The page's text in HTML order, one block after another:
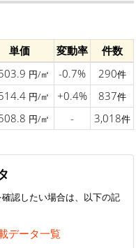
単価 変動率
件数
円/㎡ -0.7% 290件
円/㎡ +0.4% 837件
円/㎡ - 3,018件
認したい場合は、以下の記
データ一覧